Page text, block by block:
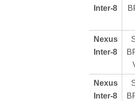
Inter-8
Nexus
Inter-8
Nexus
Inter-8